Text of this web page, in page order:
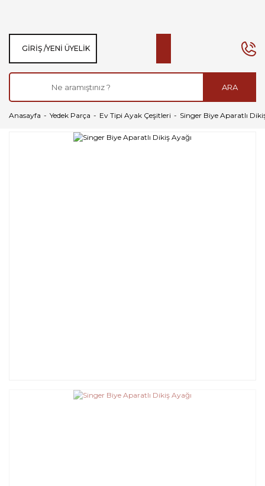
ARA
GIRIŞ /YENI ÜYELIK
Anasayfa Yedek Parça Ev Tipi Ayak Çeşitleri Singer Biye Aparatlı